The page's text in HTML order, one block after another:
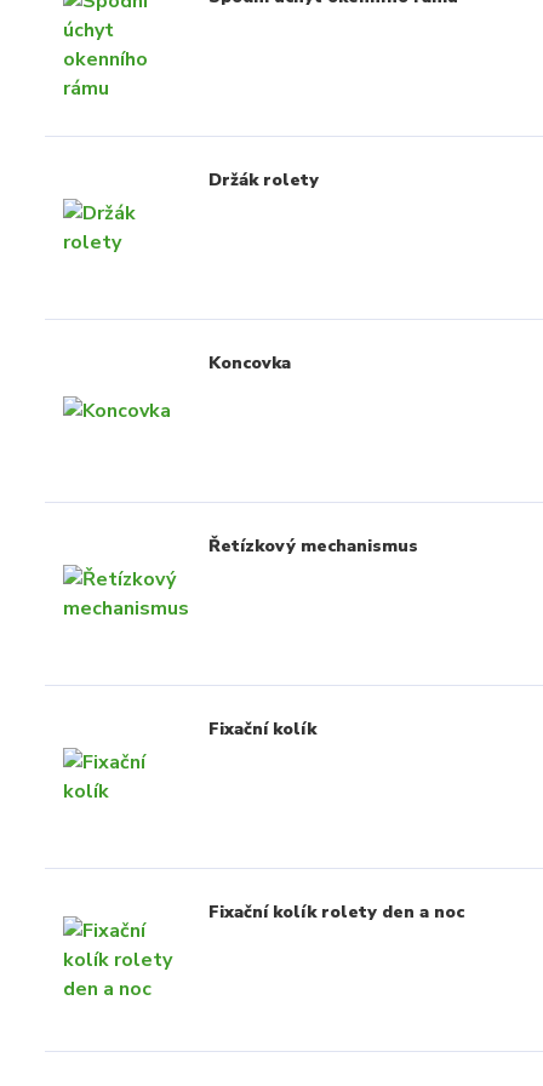
Držák rolety
Koncovka
Řetízkový mechanismus
Fixační kolík
Fixační kolík rolety den a noc